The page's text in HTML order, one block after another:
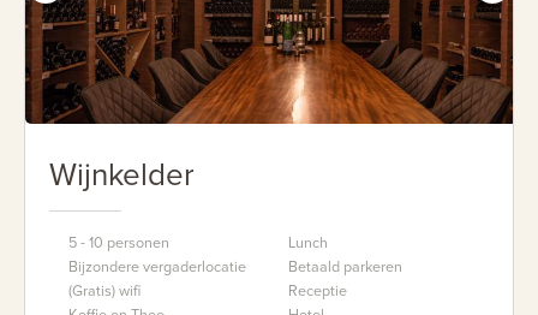
Wijnkelder
5 - 10 personen
Bijzondere vergaderlocatie
(Gratis) wifi
Lunch
Betaald parkeren
Receptie